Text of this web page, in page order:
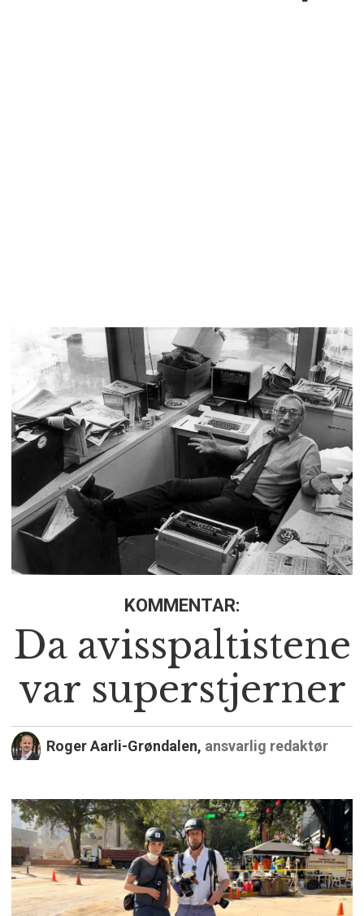
KOMMENTAR:
Da avisspaltistene
var superstjerner
Roger Aarli-Grøndalen, ansvarlig redaktør